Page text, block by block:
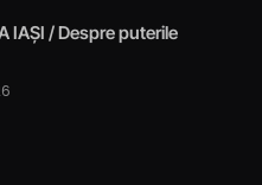
IAȘI / Despre puterile